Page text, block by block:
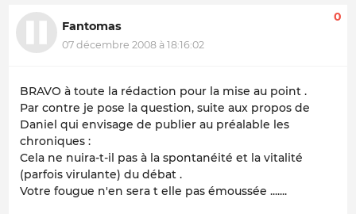
Fantomas
07 décembre 2008 à 18:16:02
0
BRAVO à toute la rédaction pour la mise au point .
Par contre je pose la question, suite aux propos de
Daniel qui envisage de publier au préalable les
chroniques :
Cela ne nuira-t-il pas à la spontanéité et la vitalité
(parfois virulante) du débat .
Votre fougue n'en sera t elle pas émoussée .......